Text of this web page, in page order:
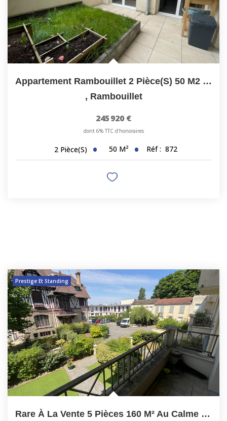
Appartement Rambouillet 2 Pièce(s) 50 M2 - Posez Vos Valises
, Rambouillet
245 920 €
dont 6% TTC d'honoraires
2 Pièce(s) 50 M² Réf : 872
Prestige Et Standing
Rare À La Vente 5 Pièces 160 M² Au Calme Traversant 2...